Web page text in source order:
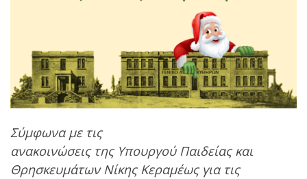
Σύμφωνα με τις
ανακοινώσεις της Υπουργού Παιδείας και
Θρησκευμάτων Νίκης Κεραμέως για τις